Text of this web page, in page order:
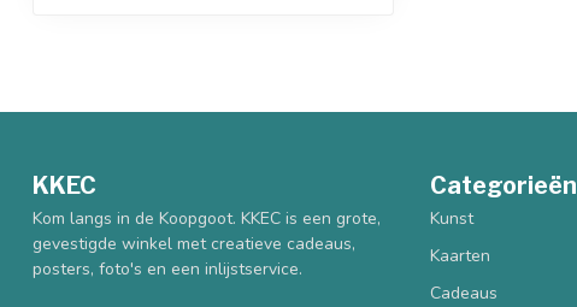
KKEC
Kom langs in de Koopgoot. KKEC is een grote,
gevestigde winkel met creatieve cadeaus,
posters, foto's en een inlijstservice.
Categorieën
Kunst
Kaarten
Cadeaus